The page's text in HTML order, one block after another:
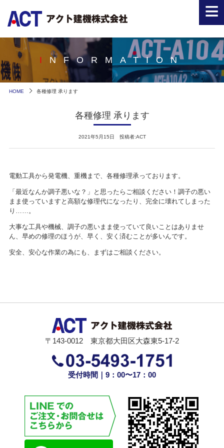
INFORMATION
HOME 各種修理 承ります
各種修理 承ります
2021年5月15日 投稿者:ACT
電動工具から発電機、重機まで、各種修理承っております。
「最近なんか調子悪いな？」と思ったらご相談ください！調子の悪い
まま使っていますと高額な修理代になったり、完全に壊れてしまった
り……。
大事な工具や機械、調子の悪いまま使っていて良いことはありませ
ん、早めの修理のほうが、早く、安く済むことが多いんです。
安全、安心な作業の為にも、まずはご相談ください。
〒143-0012 東京都大田区大森東5-17-2
受付時間｜9：00〜17：00
≡